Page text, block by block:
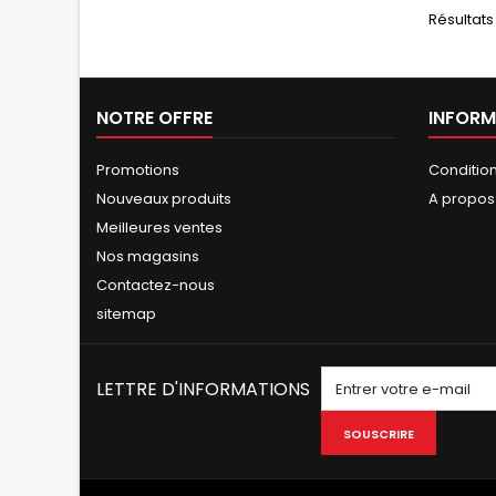
Résultats
NOTRE OFFRE
Promotions
Nouveaux produits
Meilleures ventes
Nos magasins
Contactez-nous
sitemap
A propos
LETTRE D'INFORMATIONS
SOUSCRIRE